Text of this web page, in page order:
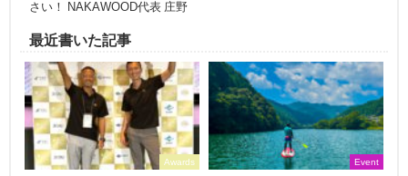
さい！ NAKAWOOD代表 庄野
最近書いた記事
Awards Event